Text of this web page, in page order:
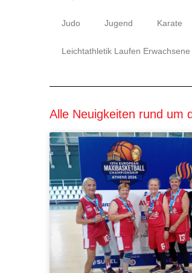
Judo Jugend Karate
Leichtathletik Laufen Erwachsene
Alle Neuigkeiten rund um